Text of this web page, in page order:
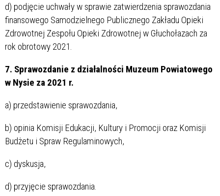
d) podjęcie uchwały w sprawie zatwierdzenia sprawozdania
finansowego Samodzielnego Publicznego Zakładu Opieki
Zdrowotnej Zespołu Opieki Zdrowotnej w Głuchołazach za
rok obrotowy 2021.
7. Sprawozdanie z działalności Muzeum Powiatowego
w Nysie za 2021 r.
a) przedstawienie sprawozdania,
b) opinia Komisji Edukacji, Kultury i Promocji oraz Komisji
Budżetu i Spraw Regulaminowych,
c) dyskusja,
d) przyjęcie sprawozdania.